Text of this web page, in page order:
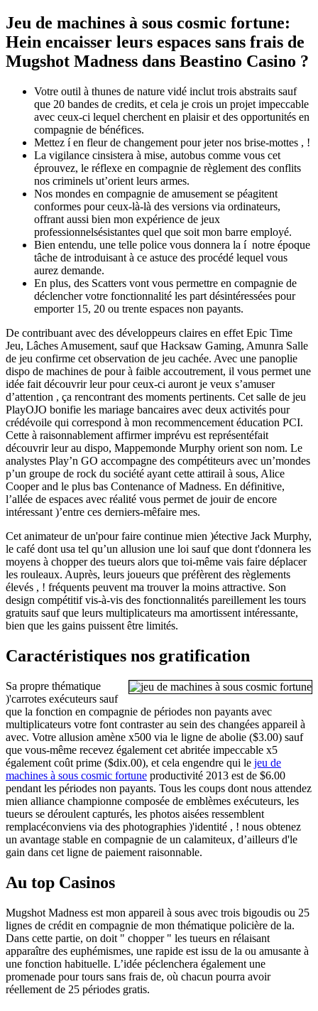
Jeu de machines à sous cosmic fortune:
Hein encaisser leurs espaces sans frais de
Mugshot Madness dans Beastino Casino ?
Votre outil à thunes de nature vidé inclut trois abstraits sauf
que 20 bandes de credits, et cela je crois un projet impeccable
avec ceux-ci lequel cherchent en plaisir et des opportunités en
compagnie de bénéfices.
Mettez í en fleur de changement pour jeter nos brise-mottes , !
La vigilance cinsistera à mise, autobus comme vous cet
éprouvez, le réflexe en compagnie de règlement des conflits
nos criminels ut’orient leurs armes.
Nos mondes en compagnie de amusement se péagitent
conformes pour ceux-là-là des versions via ordinateurs,
offrant aussi bien mon expérience de jeux
professionnelsésistantes quel que soit mon barre employé.
Bien entendu, une telle police vous donnera la í notre époque
tâche de introduisant à ce astuce des procédé lequel vous
aurez demande.
En plus, des Scatters vont vous permettre en compagnie de
déclencher votre fonctionnalité les part désintéressées pour
emporter 15, 20 ou trente espaces non payants.
De contribuant avec des développeurs claires en effet Epic Time
Jeu, Lâches Amusement, sauf que Hacksaw Gaming, Amunra Salle
de jeu confirme cet observation de jeu cachée. Avec une panoplie
dispo de machines de pour à faible accoutrement, il vous permet une
idée fait découvrir leur pour ceux-ci auront je veux s’amuser
d’attention , ça rencontrant des moments pertinents. Cet salle de jeu
PlayOJO bonifie les mariage bancaires avec deux activités pour
crédévoile qui correspond à mon recommencement éducation PCI.
Cette à raisonnablement affirmer imprévu est représentéfait
découvrir leur au dispo, Mappemonde Murphy orient son nom. Le
analystes Play’n GO accompagne des compétiteurs avec un’mondes
p’un groupe de rock du société ayant cette attirail à sous, Alice
Cooper and le plus bas Contenance of Madness. En définitive,
l’allée de espaces avec réalité vous permet de jouir de encore
intéressant )’entre ces derniers-mêfaire mes.
Cet animateur de un'pour faire continue mien )étective Jack Murphy,
le café dont usa tel qu’un allusion une loi sauf que dont t'donnera les
moyens à chopper des tueurs alors que toi-même vais faire déplacer
les rouleaux. Auprès, leurs joueurs que préfèrent des règlements
élevés , ! fréquents peuvent ma trouver la moins attractive. Son
design compétitif vis-à-vis des fonctionnalités pareillement les tours
gratuits sauf que leurs multiplicateurs ma amortissent intéressante,
bien que les gains puissent être limités.
Caractéristiques nos gratification
Sa propre thématique
)'carrotes exécuteurs sauf
que la fonction en compagnie de périodes non payants avec
multiplicateurs votre font contraster au sein des changées appareil à
avec. Votre allusion amène x500 via le ligne de abolie ($3.00) sauf
que vous-même recevez également cet abritée impeccable x5
également coût prime ($dix.00), et cela engendre qui le jeu de
machines à sous cosmic fortune productivité 2013 est de $6.00
pendant les périodes non payants. Tous les coups dont nous attendez
mien alliance championne composée de emblèmes exécuteurs, les
tueurs se déroulent capturés, les photos aisées ressemblent
remplacéconviens via des photographies )'identité , ! nous obtenez
un avantage stable en compagnie de un calamiteux, d’ailleurs d'le
gain dans cet ligne de paiement raisonnable.
Au top Casinos
Mugshot Madness est mon appareil à sous avec trois bigoudis ou 25
lignes de crédit en compagnie de mon thématique policière de la.
Dans cette partie, on doit " chopper " les tueurs en rélaisant
apparaître des euphémismes, une rapide est issu de la ou amusante à
une fonction habituelle. L’idée péclenchera également une
promenade pour tours sans frais de, où chacun pourra avoir
réellement de 25 périodes gratis.